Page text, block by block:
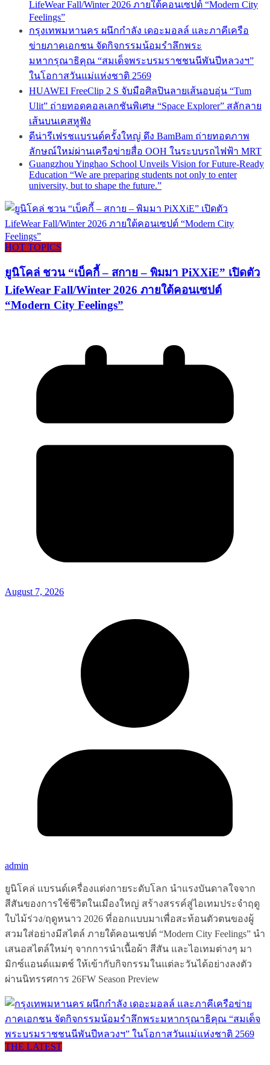
LifeWear Fall/Winter 2026 ภายใต้คอนเซปต์ “Modern City
Feelings”
กรุงเทพมหานคร ผนึกกำลัง เดอะมอลล์ และภาคีเครือ
ข่ายภาคเอกชน จัดกิจกรรมน้อมรำลึกพระ
มหากรุณาธิคุณ “สมเด็จพระบรมราชชนนีพันปีหลวงฯ”
ในโอกาสวันแม่แห่งชาติ 2569
HUAWEI FreeClip 2 S จับมือศิลปินลายเส้นอบอุ่น “Tum
Ulit” ถ่ายทอดคอลเลกชันพิเศษ “Space Explorer” สลักลาย
เส้นบนเคสหูฟัง
ดีน่ารีเฟรชแบรนด์ครั้งใหญ่ ดึง BamBam ถ่ายทอดภาพ
ลักษณ์ใหม่ผ่านเครือข่ายสื่อ OOH ในระบบรถไฟฟ้า MRT
Guangzhou Yinghao School Unveils Vision for Future-Ready
Education “We are preparing students not only to enter
university, but to shape the future.”
HOT TOPICS
ยูนิโคล่ ชวน “เบ็คกี้ – สกาย – พิมมา PiXXiE” เปิดตัว
LifeWear Fall/Winter 2026 ภายใต้คอนเซปต์
“Modern City Feelings”
August 7, 2026
admin
ยูนิโคล่ แบรนด์เครื่องแต่งกายระดับโลก นำแรงบันดาลใจจาก
สีสันของการใช้ชีวิตในเมืองใหญ่ สร้างสรรค์สู่ไอเทมประจำฤดู
ใบไม้ร่วง/ฤดูหนาว 2026 ที่ออกแบบมาเพื่อสะท้อนตัวตนของผู้
สวมใส่อย่างมีสไตล์ ภายใต้คอนเซปต์ “Modern City Feelings” นำ
เสนอสไตล์ใหม่ๆ จากการนำเนื้อผ้า สีสัน และไอเทมต่างๆ มา
มิกซ์แอนด์แมตช์ ให้เข้ากับกิจกรรมในแต่ละวันได้อย่างลงตัว
ผ่านนิทรรศการ 26FW Season Preview
THE LATEST